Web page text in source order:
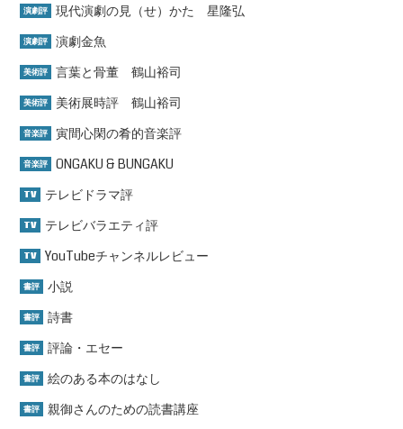
演劇評 現代演劇の見（せ）かた 星隆弘
演劇評 演劇金魚
美術評 言葉と骨董 鶴山裕司
美術評 美術展時評 鶴山裕司
音楽評 寅間心閑の肴的音楽評
音楽評 ONGAKU & BUNGAKU
TV テレビドラマ評
TV テレビバラエティ評
TV YouTubeチャンネルレビュー
書評 小説
書評 詩書
書評 評論・エセー
書評 絵のある本のはなし
書評 親御さんのための読書講座